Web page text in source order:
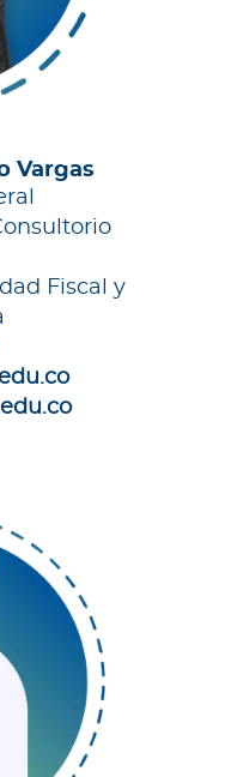
Vargas
Fiscal y